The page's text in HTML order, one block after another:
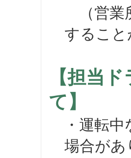
（営業
するこ
【担当
て】
・運転中
場合があ